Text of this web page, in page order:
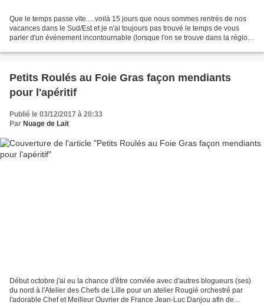
Que le temps passe vite.....voilà 15 jours que nous sommes rentrés de nos
vacances dans le Sud/Est et je n'ai toujours pas trouvé le temps de vous
parler d'un événement incontournable (lorsque l'on se trouve dans la région)
Petits Roulés au Foie Gras façon mendiants
pour l'apéritif
Publié le 03/12/2017 à 20:33
Par Nuage de Lait
Début octobre j'ai eu la chance d'être conviée avec d'autres blogueurs (ses)
du nord à l'Atelier des Chefs de Lille pour un atelier Rougié orchestré par
l'adorable Chef et Meilleur Ouvrier de France Jean-Luc Danjou afin de